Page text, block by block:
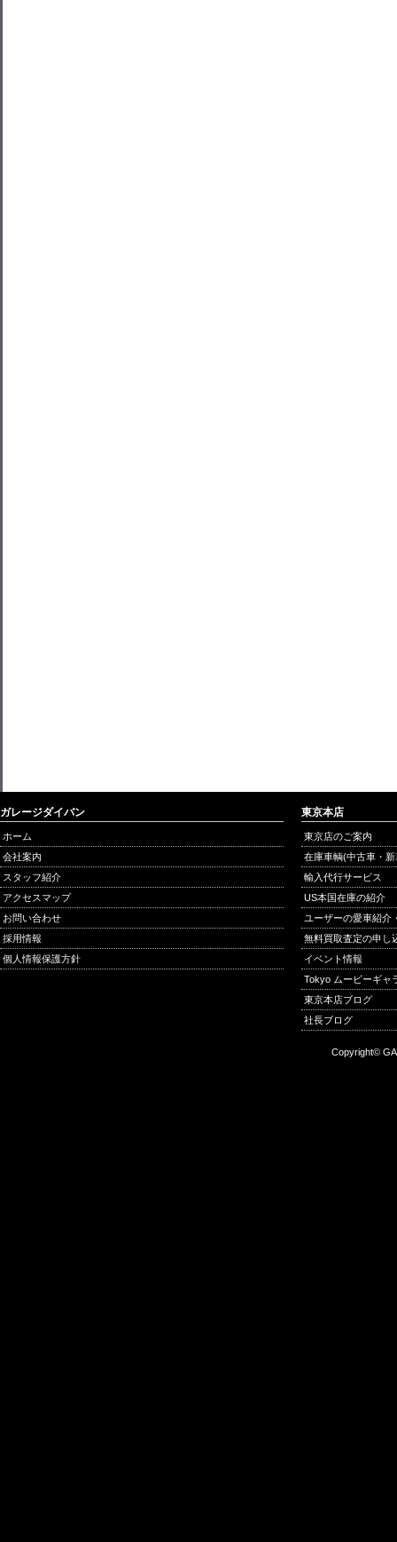
ガレージダイバン
ホーム
会社案内
スタッフ紹介
アクセスマップ
お問い合わせ
採用情報
個人情報保護方針
東京本店
東京店のご案内
在庫車輌(中古車・
輸入代行サービス
US本国在庫の紹介
ユーザーの愛車紹介
無料買取査定の申し
イベント情報
Tokyo ムービーギャ
東京本店ブログ
社長ブログ
Copyright©